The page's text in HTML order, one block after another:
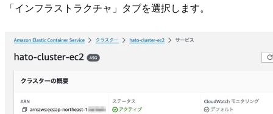
「インフラストラクチャ」タブを選択します。